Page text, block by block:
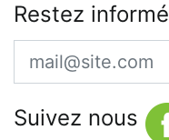
Restez informé
Email
Suivez nous